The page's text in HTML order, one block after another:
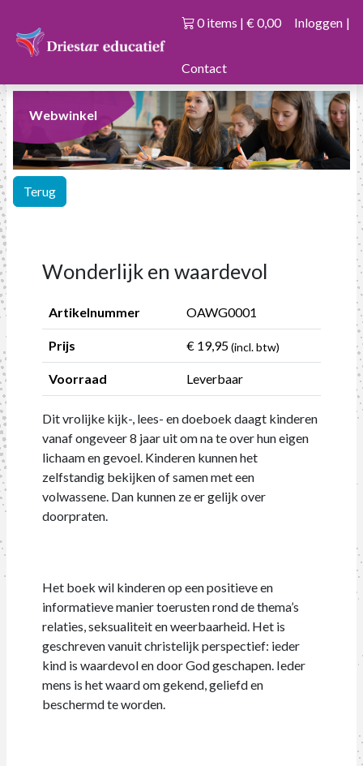
0 items | € 0,00 Inloggen |
Contact
Webwinkel
Terug
Wonderlijk en waardevol
Artikelnummer OAWG0001
Prijs € 19,95(incl. btw)
Voorraad Leverbaar
Dit vrolijke kijk-, lees- en doeboek daagt kinderen
vanaf ongeveer 8 jaar uit om na te over hun eigen
lichaam en gevoel. Kinderen kunnen het
zelfstandig bekijken of samen met een
volwassene. Dan kunnen ze er gelijk over
doorpraten.
Het boek wil kinderen op een positieve en
informatieve manier toerusten rond de thema’s
relaties, seksualiteit en weerbaarheid. Het is
geschreven vanuit christelijk perspectief: ieder
kind is waardevol en door God geschapen. Ieder
mens is het waard om gekend, geliefd en
beschermd te worden.